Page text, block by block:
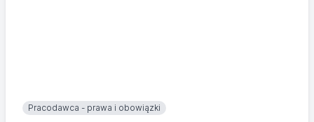
Pracodawca - prawa i obowiązki